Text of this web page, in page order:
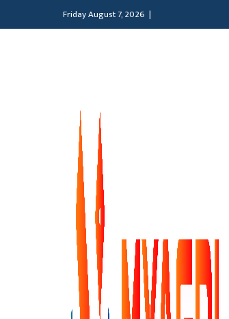
Friday August 7, 2026 |